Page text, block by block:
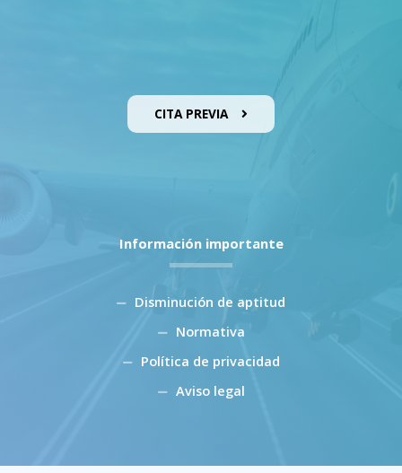
CITA PREVIA
Información importante
Disminución de aptitud
Normativa
Política de privacidad
Aviso legal